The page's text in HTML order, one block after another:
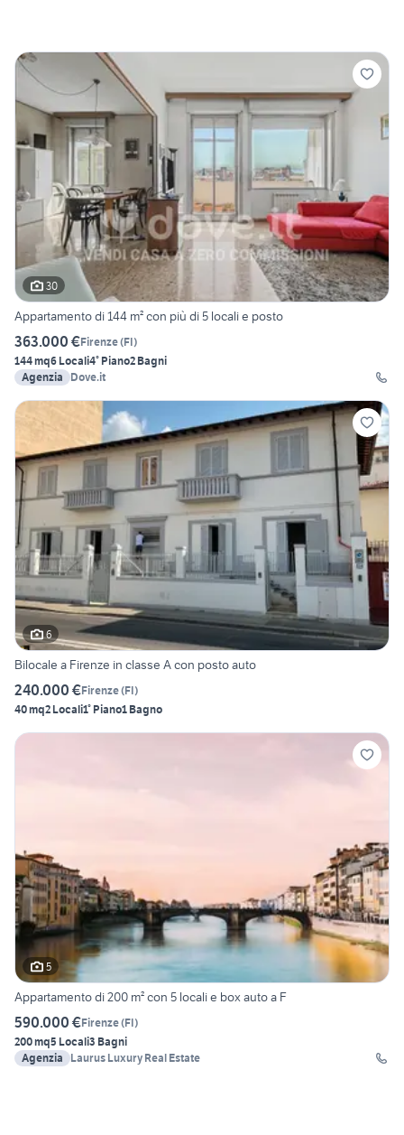
30
Appartamento di 144 m² con più di 5 locali e posto
363.000 €Firenze(FI)
144 mq6 Locali4° Piano2 Bagni
Agenzia
Dove.it
6
Bilocale a Firenze in classe A con posto auto
240.000 €Firenze(FI)
40 mq2 Locali1° Piano1 Bagno
5
Appartamento di 200 m² con 5 locali e box auto a F
590.000 €Firenze(FI)
200 mq5 Locali3 Bagni
Agenzia
Laurus Luxury Real Estate